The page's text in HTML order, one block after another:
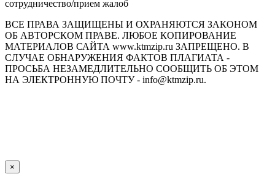
сотрудничество/прием жалоб
ВСЕ ПРАВА ЗАЩИЩЕНЫ И ОХРАНЯЮТСЯ ЗАКОНОМ
ОБ АВТОРСКОМ ПРАВЕ. ЛЮБОЕ КОПИРОВАНИЕ
МАТЕРИАЛОВ САЙТА www.ktmzip.ru ЗАПРЕЩЕНО. В
СЛУЧАЕ ОБНАРУЖЕНИЯ ФАКТОВ ПЛАГИАТА -
ПРОСЬБА НЕЗАМЕДЛИТЕЛЬНО СООБЩИТЬ ОБ ЭТОМ
НА ЭЛЕКТРОННУЮ ПОЧТУ - info@ktmzip.ru.
×